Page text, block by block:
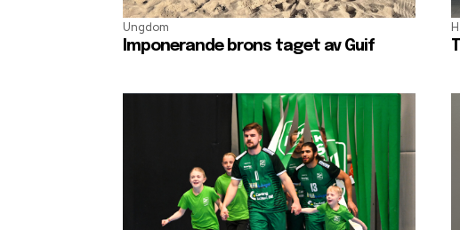
Ungdom
Imponerande brons taget av Guif